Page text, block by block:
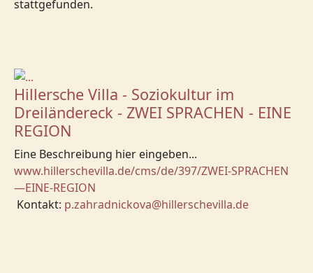
stattgefunden.
Hillersche Villa - Soziokultur im
Dreiländereck - ZWEI SPRACHEN - EINE
REGION
Eine Beschreibung hier eingeben...
www.hillerschevilla.de/cms/de/397/ZWEI-SPRACHEN
—EINE-REGION
Kontakt: p.zahradnickova@hillerschevilla.de